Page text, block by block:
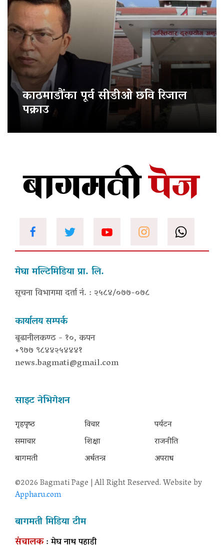
काठमाडौंका पूर्व सीडीओ छवि रिजाल
पक्राउ
मेघा मल्टिमिडिया प्रा. लि.
सूचना विभागमा दर्ता नं. : २५८४/०७७-०७८
कार्यालय सम्पर्क
बूढानीलकण्ठ - १०, कपन
+९७७ ९८४४२५४४४१
news.bagmati@gmail.com
साइट नेभिगेशन
गृहपृष्‍ठ
समाचार
बागमती
विचार
शिक्षा
अर्थतन्त्र
पर्यटन
राजनीति
अपराध
©2026 Bagmati Page | All Right Reserved. Website by
Appharu.com
बागमती मिडिया टीम